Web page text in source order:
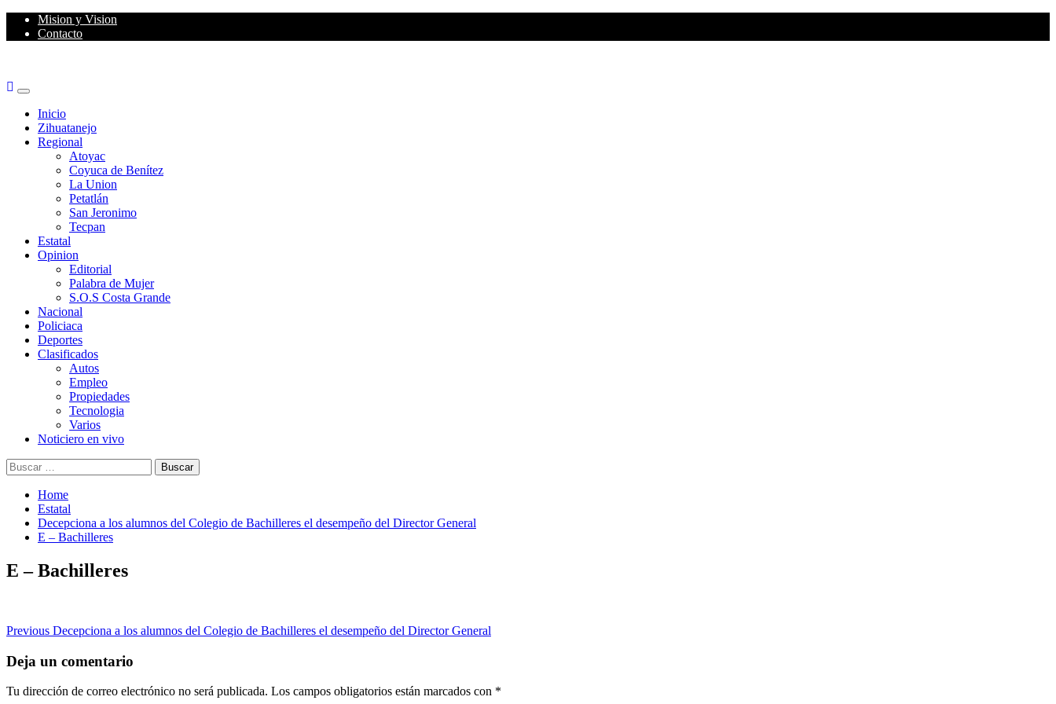
Skip
Mision y Vision
Contacto
Primary
MenuInicio
Zihuatanejo
Regional
Atoyac
Coyuca de Benítez
La Union
Petatlán
San Jeronimo
Tecpan
Estatal
Opinion
Editorial
Palabra de Mujer
S.O.S Costa Grande
Nacional
Policiaca
Deportes
Clasificados
Autos
Empleo
Propiedades
Tecnologia
Varios
Noticiero en vivo
Buscar:
Home
Estatal
Decepciona a los alumnos del Colegio de Bachilleres el desempeño del Director General
E – Bachilleres
E – Bachilleres
Post
navigation
Previous Decepciona a los alumnos del Colegio de Bachilleres el desempeño del Director General
Deja un comentario
Tu dirección de correo electrónico no será publicada. Los campos obligatorios están marcados con *